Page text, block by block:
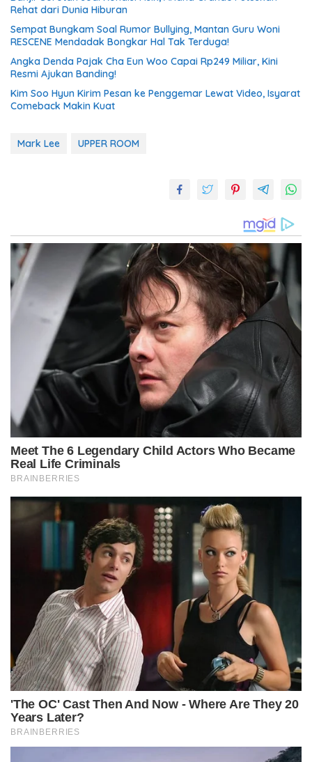
Rehat dari Dunia Hiburan
Sempat Bungkam Soal Rumor Bullying, Mantan Guru Woni
RESCENE Mendadak Bongkar Hal Tak Terduga!
Angka Denda Pajak Cha Eun Woo Capai Rp249 Miliar, Kini
Resmi Ajukan Banding!
Kim Soo Hyun Kirim Pesan ke Penggemar Lewat Video, Isyarat
Comeback Makin Kuat
Mark Lee UPPER ROOM